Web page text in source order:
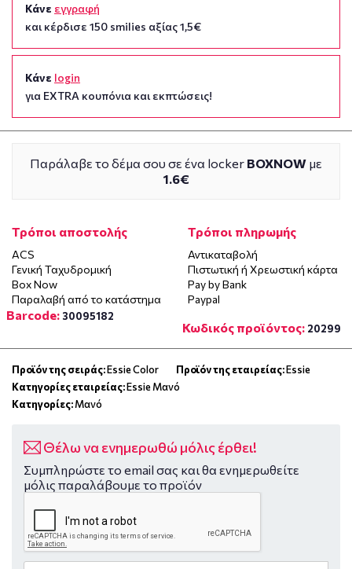
Κάνε εγγραφή
και κέρδισε 150 smilies αξίας 1,5€
Κάνε login
για EXTRA κουπόνια και εκπτώσεις!
Παράλαβε το δέμα σου σε ένα locker BOXNOW με
1.6€
Τρόποι αποστολής
ACS
Γενική Ταχυδρομική
Box Now
Παραλαβή από το κατάστημα
Τρόποι πληρωμής
Αντικαταβολή
Πιστωτική ή Χρεωστική κάρτα
Pay by Bank
Paypal
Barcode: 30095182
Κωδικός προϊόντος: 20299
Προϊόν της σειράς:Essie Color Προϊόν της εταιρείας:Essie
Κατηγορίες εταιρείας:Essie Μανό
Κατηγορίες:Μανό
Θέλω να ενημερωθώ μόλις έρθει!
Συμπληρώστε το email σας και θα ενημερωθείτε
μόλις παραλάβουμε το προϊόν